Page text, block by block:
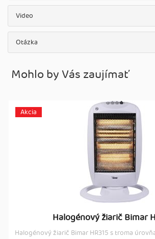
Video
Otázka
Mohlo by Vás zaujímať
Akcia
Halogénový žiarič Bimar
Halogénový žiarič Bimar HR315 s troma